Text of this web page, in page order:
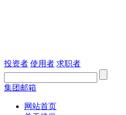
投资者 使用者 求职者
集团邮箱
网站首页